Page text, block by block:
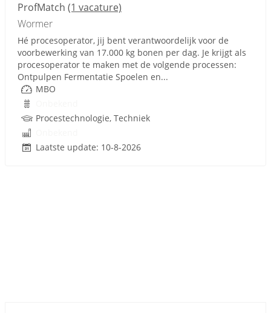
ProfMatch (1 vacature)
Wormer
Hé procesoperator, jij bent verantwoordelijk voor de
voorbewerking van 17.000 kg bonen per dag. Je krijgt als
procesoperator te maken met de volgende processen:
Ontpulpen Fermentatie Spoelen en...
MBO
Procestechnologie, Techniek
Laatste update: 10-8-2026